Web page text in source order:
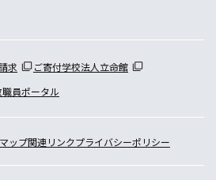
求 ご寄付学校法人立命館
職員ポータル
ップ関連リンクプライバシーポリシー